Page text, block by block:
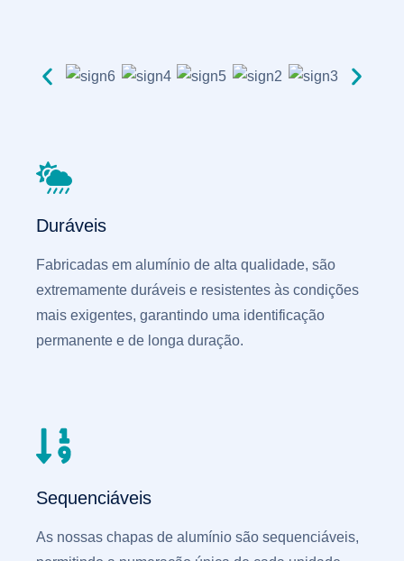
Duráveis
Fabricadas em alumínio de alta qualidade, são
extremamente duráveis e resistentes às condições
mais exigentes, garantindo uma identificação
permanente e de longa duração.
Sequenciáveis
As nossas chapas de alumínio são sequenciáveis,